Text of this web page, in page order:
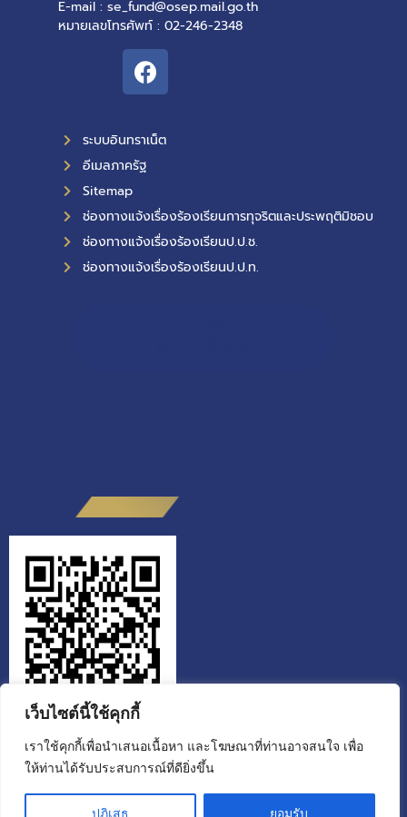
เว็บไซต์นี้ใช้คุกกี้
เราใช้คุกกี้เพื่อนำเสนอเนื้อหา และโฆษณาที่ท่านอาจสนใจ เพื่อ
ให้ท่านได้รับประสบการณ์ที่ดียิ่งขึ้น
ปฏิเสธ ยอมรับ
E-mail : se_fund@osep.mail.go.th
หมายเลขโทรศัพท์ : 02-246-2348
ระบบอินทราเน็ต
อีเมลภาครัฐ
Sitemap
ช่องทางแจ้งเรื่องร้องเรียนการทุจริตและประพฤติมิชอบ
ช่องทางแจ้งเรื่องร้องเรียนป.ป.ช.
ช่องทางแจ้งเรื่องร้องเรียนป.ป.ท.
สำนักงานส่งเสริมวิสาหกิจเพื่อสังคม
ขอเชิญผู้รับบริการหรือผู้ติดต่อ สแกน QR CODE ประเมินคุณธรรมและ